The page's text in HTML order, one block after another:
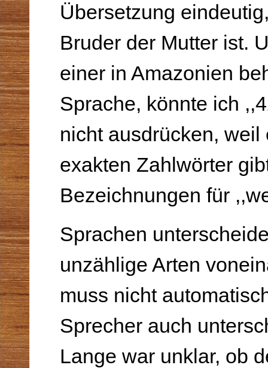
Übersetzung
Bruder der Mutter ist.
einer in Amazonien
Sprache, könnte ich
nicht ausdrücken, weil
exakten Zahlwörter
Bezeichnungen für
Sprachen
unzählige Arten
muss nicht
Sprecher auch
Lange war unklar, ob